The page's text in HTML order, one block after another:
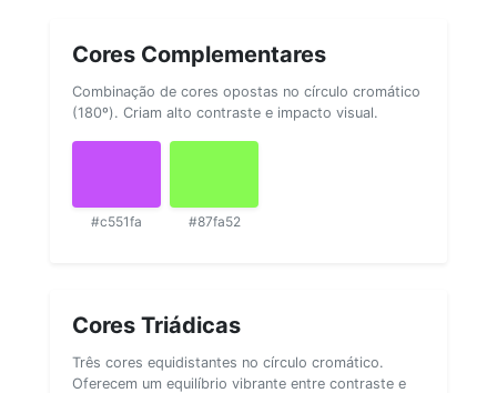
Cores Complementares
Combinação de cores opostas no círculo cromático
(180º). Criam alto contraste e impacto visual.
#c551fa #87fa52
Cores Triádicas
Três cores equidistantes no círculo cromático.
Oferecem um equilíbrio vibrante entre contraste e